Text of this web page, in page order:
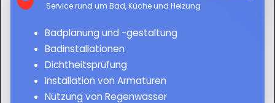
Service rund um Bad, Küche und Heizung
Badplanung und -gestaltung
Badinstallationen
Dichtheitsprüfung
Installation von Armaturen
Nutzung von Regenwasser